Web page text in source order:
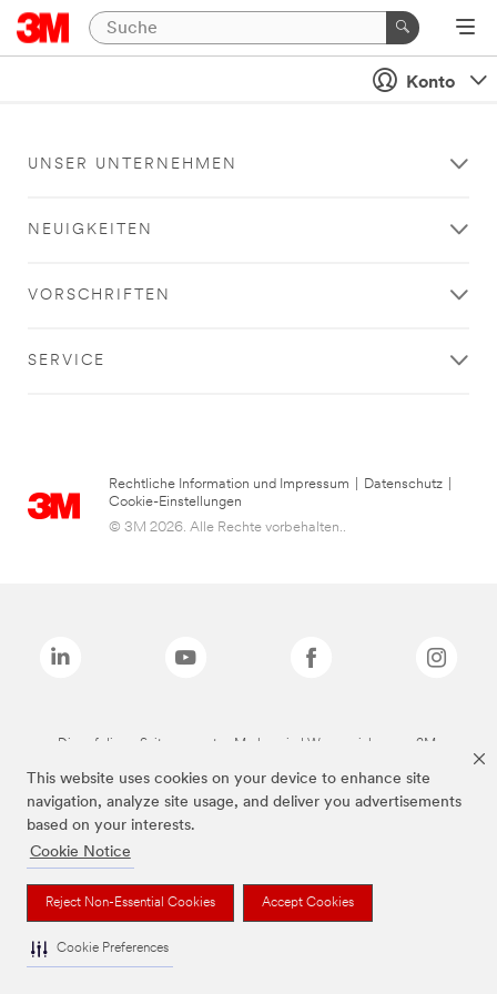
This website uses cookies on your device to enhance site
navigation, analyze site usage, and deliver you advertisements
based on your interests.
Cookie Notice
Reject Non-Essential Cookies Accept Cookies
Cookie Preferences
Konto
UNSER UNTERNEHMEN
NEUIGKEITEN
VORSCHRIFTEN
SERVICE
Rechtliche Information und Impressum Datenschutz
Cookie-Einstellungen
© 3M 2026. Alle Rechte vorbehalten..
Die auf dieser Seite genannten Marken sind Warenzeichen von 3M.